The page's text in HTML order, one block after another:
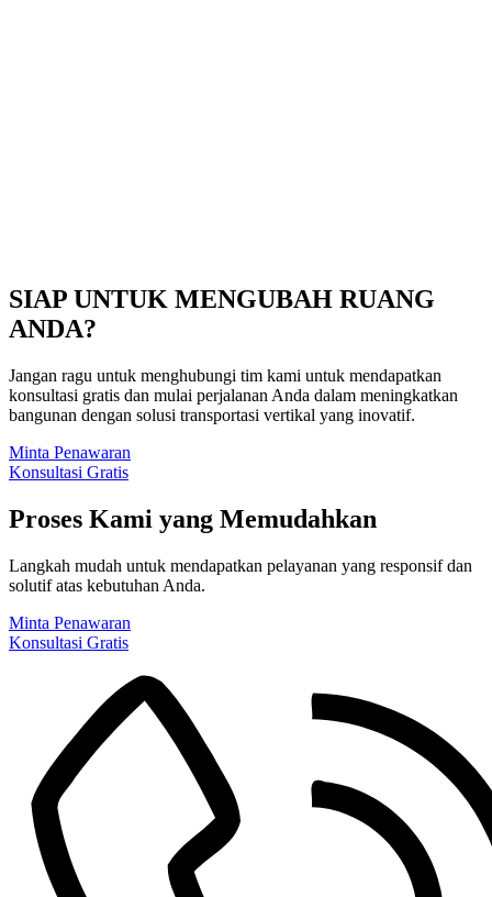
SIAP UNTUK MENGUBAH RUANG
ANDA?​
Jangan ragu untuk menghubungi tim kami untuk mendapatkan
konsultasi gratis dan mulai perjalanan Anda dalam meningkatkan
bangunan dengan solusi transportasi vertikal yang inovatif.
Minta Penawaran
Konsultasi Gratis
Proses Kami yang Memudahkan
Langkah mudah untuk mendapatkan pelayanan yang responsif dan
solutif atas kebutuhan Anda.
Minta Penawaran
Konsultasi Gratis